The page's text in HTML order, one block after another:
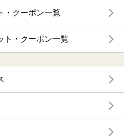
・クーポン一覧
ト・クーポン一覧